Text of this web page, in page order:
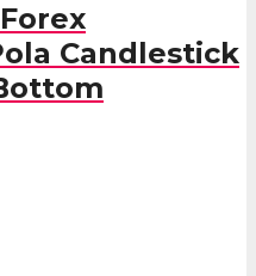
Candlestick